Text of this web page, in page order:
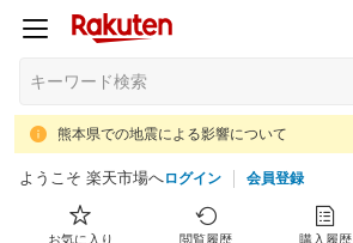
熊本県での地震による影響について
ようこそ 楽天市場へログイン 会員登録
お気に入り 閲覧履歴 購入履歴